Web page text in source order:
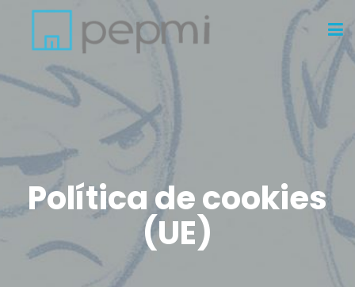
Política de cookies
(UE)